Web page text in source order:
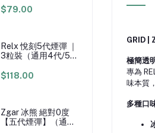
代煙機通用）
$79.00
Relx 悅刻5代煙彈 ｜
3粒裝（通用4代/5
古丁含量
$118.00
Zgar 冰熊 絕對0度
【五代煙彈】（通用
GRID |
極簡透
專為
味本質
多種口